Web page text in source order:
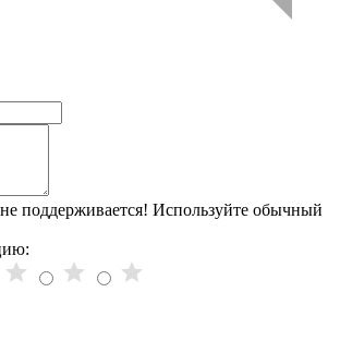
поддерживается! Используйте обычный